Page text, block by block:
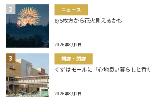
ニュース
8/5枚方から花火見えるかも
2026年8月2日
開店・閉店
くずはモールに「心地良い暮らしと香
2026年8月2日